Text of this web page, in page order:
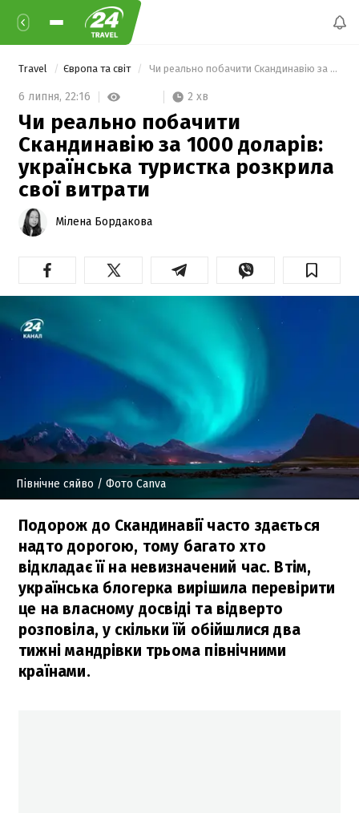
Travel Європа та світ Чи реально побачити Скандинавію за 1000 доларів: українська туристка розкрила свої витрати
6 липня, 22:16 2 хв
Чи реально побачити
Скандинавію за 1000 доларів:
українська туристка розкрила
свої витрати
Мілена Бордакова
Північне сяйво / Фото Canva
Подорож до Скандинавії часто здається
надто дорогою, тому багато хто
відкладає її на невизначений час. Втім,
українська блогерка вирішила перевірити
це на власному досвіді та відверто
розповіла, у скільки їй обійшлися два
тижні мандрівки трьома північними
країнами.